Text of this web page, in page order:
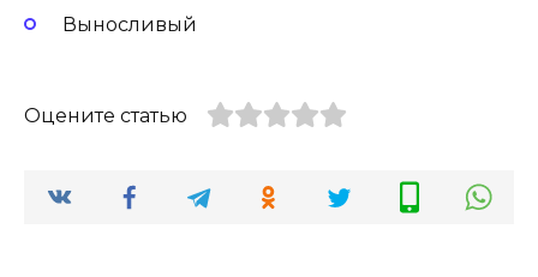
Выносливый
Оцените статью